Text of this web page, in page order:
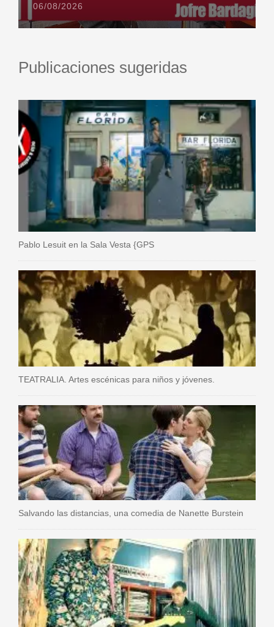
06/08/2026
Publicaciones sugeridas
Pablo Lesuit en la Sala Vesta {GPS
TEATRALIA. Artes escénicas para niños y jóvenes.
Salvando las distancias, una comedia de Nanette Burstein